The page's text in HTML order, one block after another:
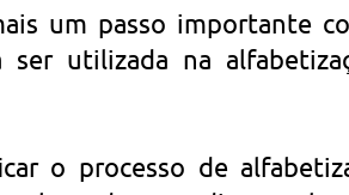
um passo importante
utilizada na
o processo de